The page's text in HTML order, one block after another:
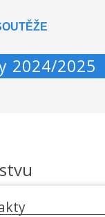
2024/2025